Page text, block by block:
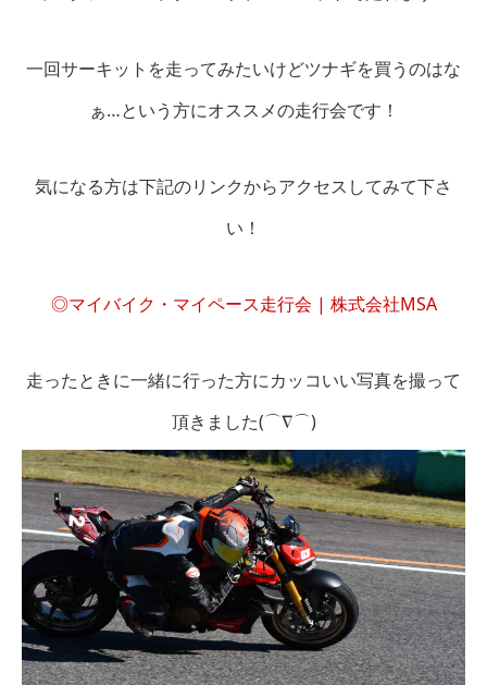
一回サーキットを走ってみたいけどツナギを買うのはな
ぁ…という方にオススメの走行会です！
気になる方は下記のリンクからアクセスしてみて下さ
い！
◎マイバイク・マイペース走行会 | 株式会社MSA
走ったときに一緒に行った方にカッコいい写真を撮って
頂きました(⌒∇⌒)